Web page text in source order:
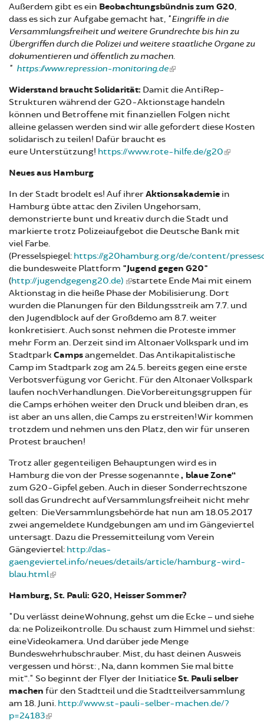
Außerdem gibt es ein Beobachtungsbündnis zum G20,
dass es sich zur Aufgabe gemacht hat, "Eingriffe in die
Versammlungsfreiheit und weitere Grundrechte bis hin zu
Übergriffen durch die Polizei und weitere staatliche Organe zu
dokumentieren und öffentlich zu machen.
" https://www.repression-monitoring.de
Widerstand braucht Solidarität: Damit die AntiRep-
Strukturen während der G20-Aktionstage handeln
können und Betroffene mit finanziellen Folgen nicht
alleine gelassen werden sind wir alle gefordert diese Kosten
solidarisch zu teilen! Dafür braucht es
eure Unterstützung! https://www.rote-hilfe.de/g20
Neues aus Hamburg
In der Stadt brodelt es! Auf ihrerAktionsakademie in
Hamburg übte attac den Zivilen Ungehorsam,
demonstrierte bunt und kreativ durch die Stadt und
markierte trotz Polizeiaufgebot die Deutsche Bank mit
viel Farbe.
(Presselspiegel: https://g20hamburg.org/de/content/
die bundesweite Plattform "Jugend gegen G20"
(http://jugendgegeng20.de)
startete Ende Mai mit einem
Aktionstag in die heiße Phase der Mobilisierung. Dort
wurden die Planungen für den Bildungsstreik am 7.7. und
den Jugendblock auf der Großdemo am 8.7. weiter
konkretisiert. Auch sonst nehmen die Proteste immer
mehr Form an. Derzeit sind im Altonaer Volkspark und im
Stadtpark Campsangemeldet. Das Antikapitalistische
Camp im Stadtpark zog am 24.5. bereits gegen eine erste
Verbotsverfügung vor Gericht. Für den Altonaer Volkspark
laufen noch Verhandlungen. Die Vorbereitungsgruppen für
die Camps erhöhen weiter den Druck und bleiben dran, es
ist aber an uns allen, die Camps zu erstreiten! Wir kommen
trotzdem und nehmen uns den Platz, den wir für unseren
Protest brauchen!
Trotz aller gegenteiligen Behauptungen wird es in
Hamburg die von der Presse sogenannte„blaue Zone“
zum G20-Gipfel geben. Auch in dieser Sonderrechtszone
soll das Grundrecht auf Versammlungsfreiheit nicht mehr
gelten: Die Versammlungsbehörde hat nun am 18.05.2017
zwei angemeldete Kundgebungen am und im Gängeviertel
untersagt. Dazu die Pressemitteilung vom Verein
Gängeviertel: http://das-
gaengeviertel.info/neues/details/article/hamburg-wird-
blau.html
Hamburg, St. Pauli: G20, Heisser Sommer?
"Du verlässt deine Wohnung, gehst um die Ecke – und siehe
da: ne Polizeikontrolle. Du schaust zum Himmel und siehst:
eine Videokamera. Und darüber jede Menge
Bundeswehrhubschrauber. Mist, du hast deinen Ausweis
vergessen und hörst: „Na, dann kommen Sie mal bitte
mit“." So beginnt der Flyer der InitiaticeSt. Pauli selber
machen für den Stadtteil und die Stadtteilversammlung
am 18. Juni. http://www.st-pauli-selber-machen.de/?
p=24183